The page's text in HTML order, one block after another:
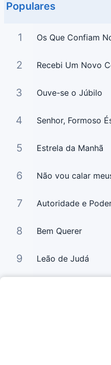
Populares
1 Os Que Confiam
2 Recebi Um Novo
3 Ouve-se o Júbilo
4 Senhor, Formoso
5 Estrela da Manhã
6 Não vou calar
7 Autoridade e
8 Bem Querer
9 Leão de Judá